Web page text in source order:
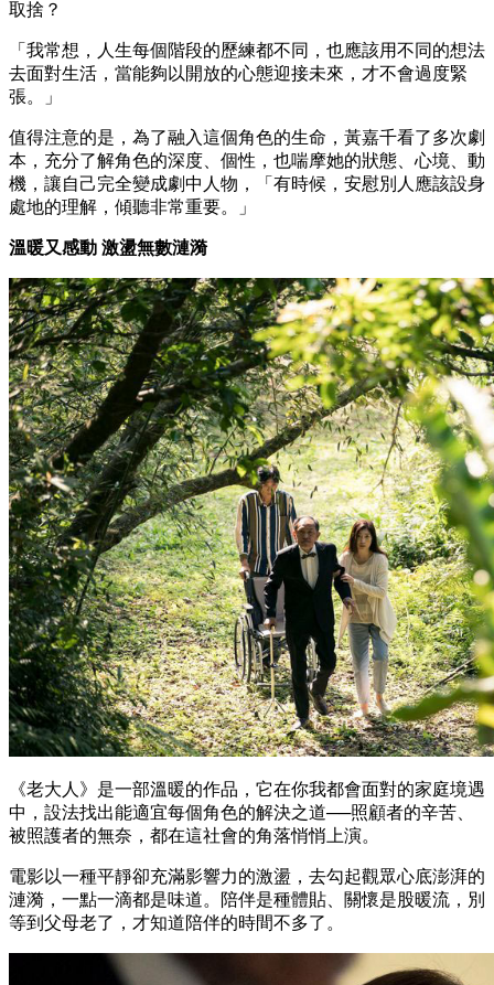
取捨？
「我常想，人生每個階段的歷練都不同，也應該用不同的想法
去面對生活，當能夠以開放的心態迎接未來，才不會過度緊
張。」
值得注意的是，為了融入這個角色的生命，黃嘉千看了多次劇
本，充分了解角色的深度、個性，也喘摩她的狀態、心境、動
機，讓自己完全變成劇中人物，「有時候，安慰別人應該設身
處地的理解，傾聽非常重要。」
溫暖又感動 激盪無數漣漪
《老大人》是一部溫暖的作品，它在你我都會面對的家庭境遇
中，設法找出能適宜每個角色的解決之道──照顧者的辛苦、
被照護者的無奈，都在這社會的角落悄悄上演。
電影以一種平靜卻充滿影響力的激盪，去勾起觀眾心底澎湃的
漣漪，一點一滴都是味道。陪伴是種體貼、關懷是股暖流，別
等到父母老了，才知道陪伴的時間不多了。